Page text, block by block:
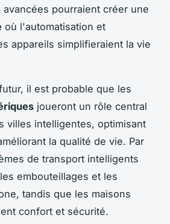
pourraient créer une
où l'automatisation et
appareils simplifieraient la vie
il est probable que les
joueront un rôle central
villes intelligentes, optimisant
la qualité de vie. Par
de transport intelligents
embouteillages et les
tandis que les maisons
confort et sécurité.